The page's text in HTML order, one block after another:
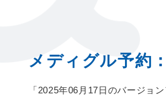
メディグル予約
「2025年06月17日のバージョン